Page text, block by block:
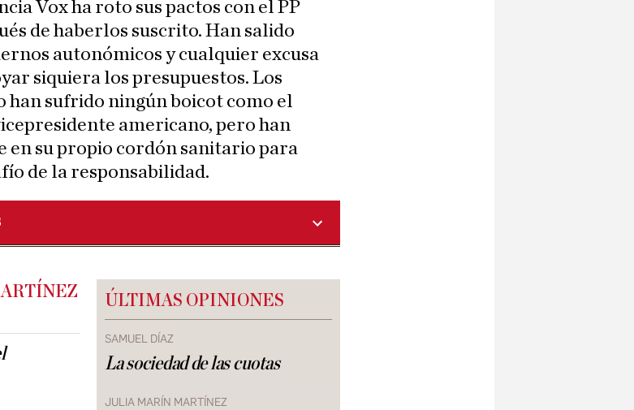
Vox ha roto sus pactos con el PP
de haberlos suscrito. Han salido
autonómicos y cualquier excusa
siquiera los presupuestos. Los
han sufrido ningún boicot como el
americano, pero han
en su propio cordón sanitario para
de la responsabilidad.
ÚLTIMAS OPINIONES
SAMUEL DÍAZ
La sociedad de las cuotas
JULIA MARÍN MARTÍNEZ